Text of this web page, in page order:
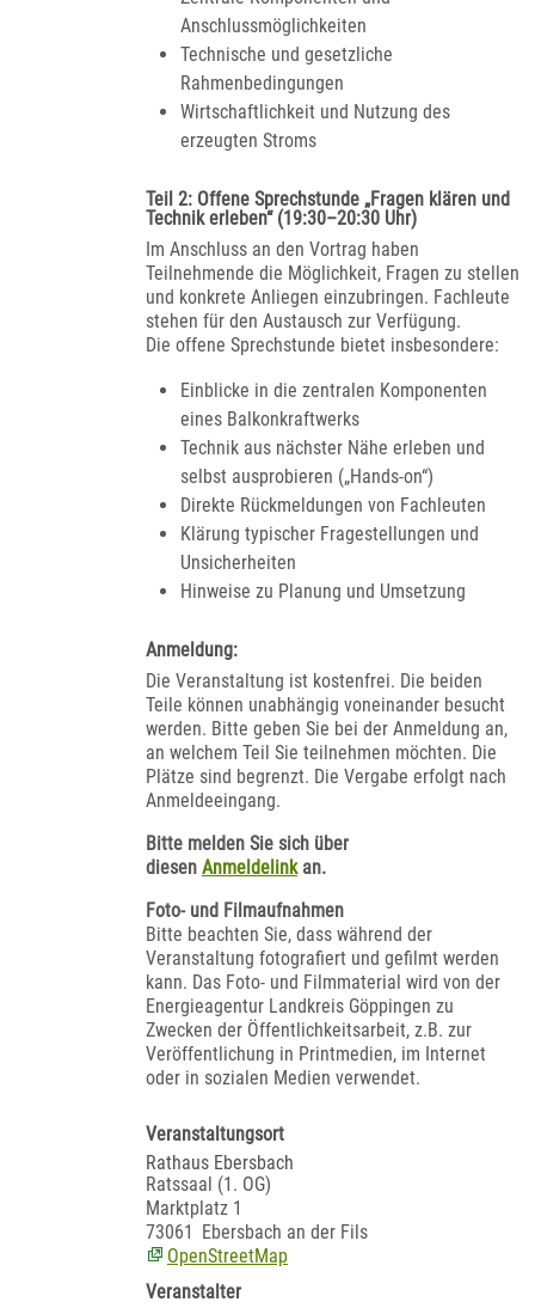
Anschlussmöglichkeiten
Technische und gesetzliche
Rahmenbedingungen
Wirtschaftlichkeit und Nutzung des
erzeugten Stroms
Teil 2: Offene Sprechstunde „Fragen klären und
Technik erleben“ (19:30–20:30 Uhr)
Im Anschluss an den Vortrag haben
Teilnehmende die Möglichkeit, Fragen zu stellen
und konkrete Anliegen einzubringen. Fachleute
stehen für den Austausch zur Verfügung.
Die offene Sprechstunde bietet insbesondere:
Einblicke in die zentralen Komponenten
eines Balkonkraftwerks
Technik aus nächster Nähe erleben und
selbst ausprobieren („Hands-on“)
Direkte Rückmeldungen von Fachleuten
Klärung typischer Fragestellungen und
Unsicherheiten
Hinweise zu Planung und Umsetzung
Anmeldung:
Die Veranstaltung ist kostenfrei. Die beiden
Teile können unabhängig voneinander besucht
werden. Bitte geben Sie bei der Anmeldung an,
an welchem Teil Sie teilnehmen möchten. Die
Plätze sind begrenzt. Die Vergabe erfolgt nach
Anmeldeeingang.
Bitte melden Sie sich über
diesen Anmeldelink an.
Foto- und Filmaufnahmen
Bitte beachten Sie, dass während der
Veranstaltung fotografiert und gefilmt werden
kann. Das Foto- und Filmmaterial wird von der
Energieagentur Landkreis Göppingen zu
Zwecken der Öffentlichkeitsarbeit, z.B. zur
Veröffentlichung in Printmedien, im Internet
oder in sozialen Medien verwendet.
Veranstaltungsort
Rathaus Ebersbach
Ratssaal (1. OG)
Marktplatz 1
73061 Ebersbach an der Fils
OpenStreetMap
Veranstalter